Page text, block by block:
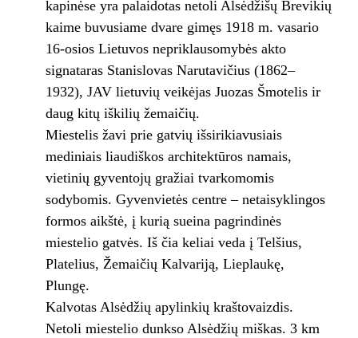
kapinėse yra palaidotas netoli Alsėdžišų Brevikių
kaime buvusiame dvare gimęs 1918 m. vasario
16-osios Lietuvos nepriklausomybės akto
signataras Stanislovas Narutavičius (1862–
1932), JAV lietuvių veikėjas Juozas Šmotelis ir
daug kitų iškilių žemaičių.
Miestelis žavi prie gatvių išsirikiavusiais
mediniais liaudiškos architektūros namais,
vietinių gyventojų gražiai tvarkomomis
sodybomis. Gyvenvietės centre – netaisyklingos
formos aikštė, į kurią sueina pagrindinės
miestelio gatvės. Iš čia keliai veda į Telšius,
Platelius, Žemaičių Kalvariją, Lieplaukę,
Plungę.
Kalvotas Alsėdžių apylinkių kraštovaizdis.
Netoli miestelio dunkso Alsėdžių miškas. 3 km